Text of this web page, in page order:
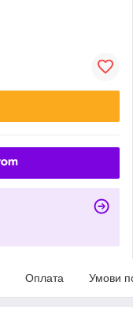
Оплата Умови